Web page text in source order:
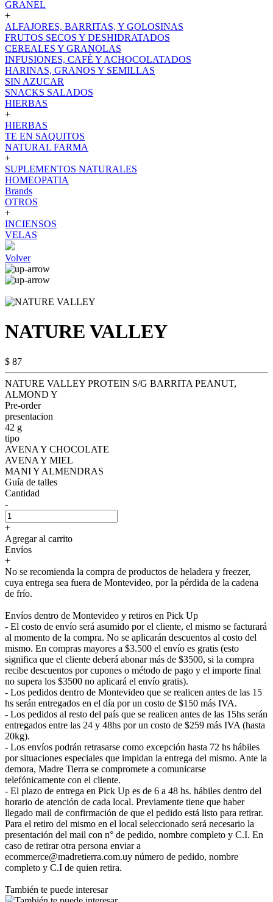
GRANEL
+
ALFAJORES, BARRITAS, Y GOLOSINAS
FRUTOS SECOS Y DESHIDRATADOS
CEREALES Y GRANOLAS
INFUSIONES, CAFÉ Y ACHOCOLATADOS
HARINAS, GRANOS Y SEMILLAS
SIN AZUCAR
SNACKS SALADOS
HIERBAS
+
HIERBAS
TE EN SAQUITOS
NATURAL FARMA
+
SUPLEMENTOS NATURALES
HOMEOPATIA
Brands
OTROS
+
INCIENSOS
VELAS
Volver
NATURE VALLEY
$ 87
NATURE VALLEY PROTEIN S/G BARRITA PEANUT,
ALMOND Y
Pre-order
presentacion
42 g
tipo
AVENA Y CHOCOLATE
AVENA Y MIEL
MANI Y ALMENDRAS
Guía de talles
Cantidad
-
+
Agregar al carrito
Envíos
+
No se recomienda la compra de productos de heladera y freezer,
cuya entrega sea fuera de Montevideo, por la pérdida de la cadena
de frío.
Envíos dentro de Montevideo y retiros en Pick Up
- El costo de envío será asumido por el cliente, el mismo se facturará
al momento de la compra. No se aplicarán descuentos al costo del
mismo. En compras mayores a $3.500 el envío es gratis (esto
significa que el cliente deberá abonar más de $3500, si la compra
recibe descuentos por cupones o método de pago y el importe final
no supera los $3500 no aplicará el envío gratis).
- Los pedidos dentro de Montevideo que se realicen antes de las 15
hs serán entregados en el día por un costo de $150 más IVA.
- Los pedidos al resto del país que se realicen antes de las 15hs serán
entregados entre las 24 y 48hs por un costo de $259 más IVA (hasta
20kg).
- Los envíos podrán retrasarse como excepción hasta 72 hs hábiles
por situaciones especiales que impidan la entrega del mismo. Ante la
demora, Madre Tierra se compromete a comunicarse
telefónicamente con el cliente.
- El plazo de entrega en Pick Up es de 6 a 48 hs. hábiles dentro del
horario de atención de cada local. Previamente tiene que haber
llegado mail de confirmación de que el pedido está listo para retirar.
Para el retiro del mismo en el local seleccionado será necesario la
presentación del mail con n° de pedido, nombre completo y C.I. En
caso de retirar otra persona enviar a
ecommerce@madretierra.com.uy número de pedido, nombre
completo y C.I de quien retira.
También te puede interesar